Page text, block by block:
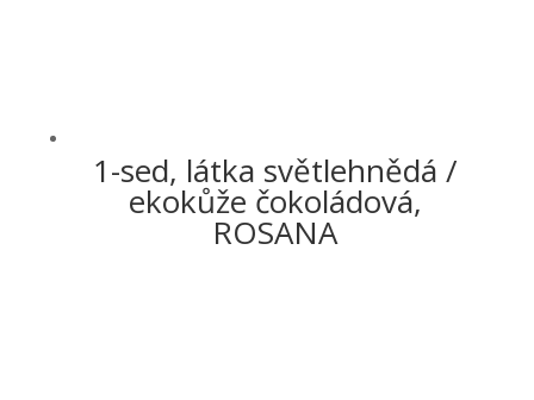
1-sed, látka světlehnědá /
ekokůže čokoládová,
ROSANA